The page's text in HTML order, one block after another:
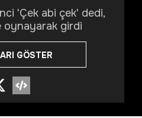
'Çek abi çek' dedi,
oynayarak girdi
GÖSTER